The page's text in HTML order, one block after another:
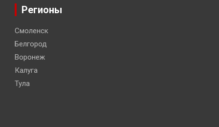
Регионы
Смоленск
Белгород
Воронеж
Калуга
Тула